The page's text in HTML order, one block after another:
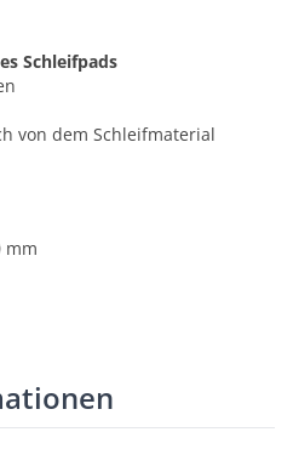
Schleifpads
von dem Schleifmaterial
mm